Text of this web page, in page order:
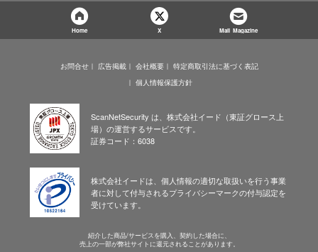
Home X Mail Magazine
お問合せ 広告掲載 会社概要
特定商取引法に基づく表記
個人情報保護方針
ScanNetSecurity は、株式会社イード（東証グロース上
場）の運営するサービスです。
証券コード：6038
株式会社イードは、個人情報の適切な取扱いを行う事業
者に対して付与されるプライバシーマークの付与認定を
受けています。
紹介した商品/サービスを購入、契約した場合に、
売上の一部が弊社サイトに還元されることがあります。